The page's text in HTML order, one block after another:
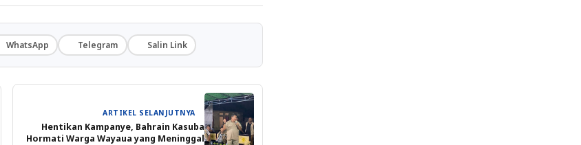
WhatsApp Telegram Salin Link
ARTIKEL SELANJUTNYA
Hentikan Kampanye, Bahrain Kasuba
Hormati Warga Wayaua yang Meninggal